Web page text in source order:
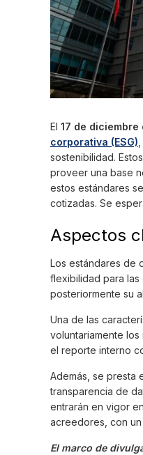
El 17 de diciembre
corporativa (ESG)
sostenibilidad.
proveer una base
estos estándares
cotizadas. Se
Aspectos
Los estándares de
flexibilidad para las
posteriormente su
Una de las
voluntariamente
el reporte interno
Además, se presta
transparencia de
entrarán en vigor
acreedores, con
El marco de